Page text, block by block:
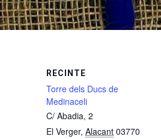
RECINTE
Torre dels Ducs de
Medinaceli
C/ Abadia, 2
El Verger, Alacant 03770